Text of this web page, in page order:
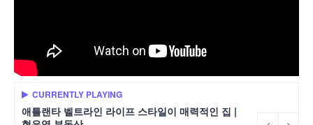
CURRENTLY PLAYING
애틀랜타 벨트라인 라이프 스타일이 매력적인 집 |